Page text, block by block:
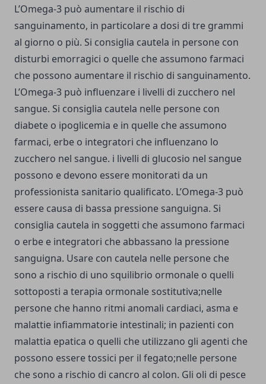
L’Omega-3 può aumentare il rischio di
sanguinamento, in particolare a dosi di tre grammi
al giorno o più. Si consiglia cautela in persone con
disturbi emorragici o quelle che assumono farmaci
che possono aumentare il rischio di sanguinamento.
L’Omega-3 può influenzare i livelli di zucchero nel
sangue. Si consiglia cautela nelle persone con
diabete o ipoglicemia e in quelle che assumono
farmaci, erbe o integratori che influenzano lo
zucchero nel sangue. i livelli di glucosio nel sangue
possono e devono essere monitorati da un
professionista sanitario qualificato. L’Omega-3 può
essere causa di bassa pressione sanguigna. Si
consiglia cautela in soggetti che assumono farmaci
o erbe e integratori che abbassano la pressione
sanguigna. Usare con cautela nelle persone che
sono a rischio di uno squilibrio ormonale o quelli
sottoposti a terapia ormonale sostitutiva;nelle
persone che hanno ritmi anomali cardiaci, asma e
malattie infiammatorie intestinali; in pazienti con
malattia epatica o quelli che utilizzano gli agenti che
possono essere tossici per il fegato;nelle persone
che sono a rischio di cancro al colon. Gli oli di pesce